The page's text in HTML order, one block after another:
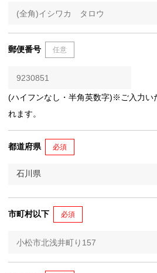
郵便番号 任意
(ハイフンなし・半角英数字)※ご入力い
れます。
都道府県 必須
市町村以下 必須